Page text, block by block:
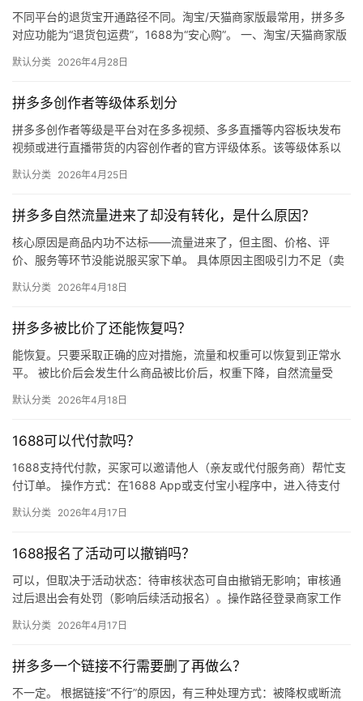
不同平台的退货宝开通路径不同。淘宝/天猫商家版最常用，拼多多
对应功能为“退货包运费”，1688为“安心购”。 一、淘宝/天猫商家版
默认分类 2026年4月28日
拼多多创作者等级体系划分
拼多多创作者等级是平台对在多多视频、多多直播等内容板块发布
视频或进行直播带货的内容创作者的官方评级体系。该等级体系以
同等级…
默认分类 2026年4月25日
拼多多自然流量进来了却没有转化，是什么原因？
核心原因是商品内功不达标——流量进来了，但主图、价格、评
价、服务等环节没能说服买家下单。 具体原因主图吸引力不足（卖
评少、…
默认分类 2026年4月18日
拼多多被比价了还能恢复吗？
能恢复。只要采取正确的应对措施，流量和权重可以恢复到正常水
平。 被比价后会发生什么商品被比价后，权重下降，自然流量受
网价格…
默认分类 2026年4月18日
1688可以代付款吗？
1688支持代付款，买家可以邀请他人（亲友或代付服务商）帮忙支
付订单。 操作方式：在1688 App或支付宝小程序中，进入待支付
默认分类 2026年4月17日
1688报名了活动可以撤销吗？
可以，但取决于活动状态：待审核状态可自由撤销无影响；审核通
过后退出会有处罚（影响后续活动报名）。操作路径登录商家工作
默认分类 2026年4月17日
拼多多一个链接不行需要删了再做么？
不一定。 根据链接“不行”的原因，有三种处理方式：被降权或断流